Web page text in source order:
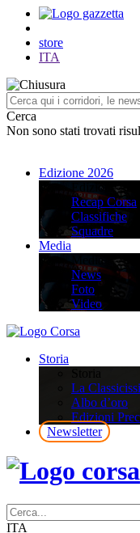
store
ITA
Cerca
Non sono stati trovati
Edizione 2026
Edizione 2026
Recap Corsa
Classifiche
Squadre
Media
Media
News
Foto
Video
Storia
La
Albo d’oro
Edizioni
Newsletter
ITA